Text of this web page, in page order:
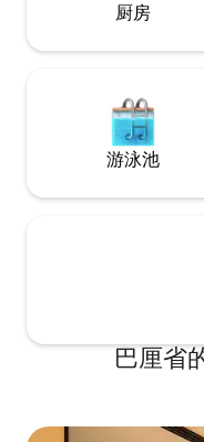
厨房
游泳池
巴厘省